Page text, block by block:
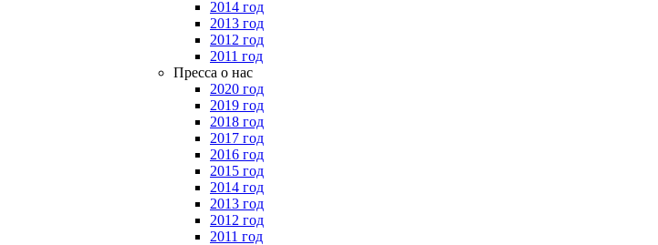
2014 год
2013 год
2012 год
2011 год
Пресса о нас
2020 год
2019 год
2018 год
2017 год
2016 год
2015 год
2014 год
2013 год
2012 год
2011 год